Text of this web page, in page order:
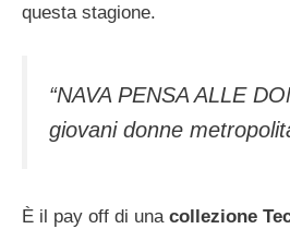
questa stagione.
“NAVA PENSA ALLE
giovani donne
È il pay off di una collezione